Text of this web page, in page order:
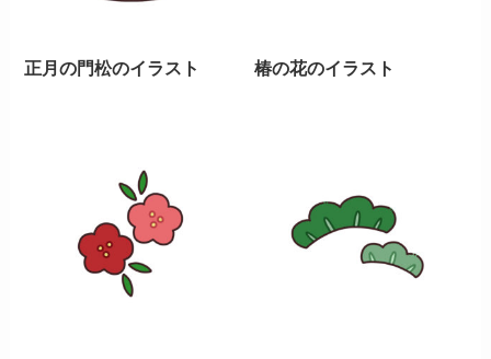
正月の門松のイラスト 椿の花のイラスト